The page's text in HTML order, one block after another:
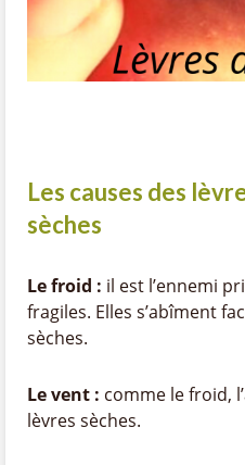
Les causes des
sèches
Le froid : il est l’ennemi
fragiles. Elles s’abîment
sèches.
Le vent : comme le froid,
lèvres sèches.